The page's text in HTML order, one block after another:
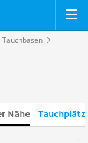
Tauchbasen
Nähe